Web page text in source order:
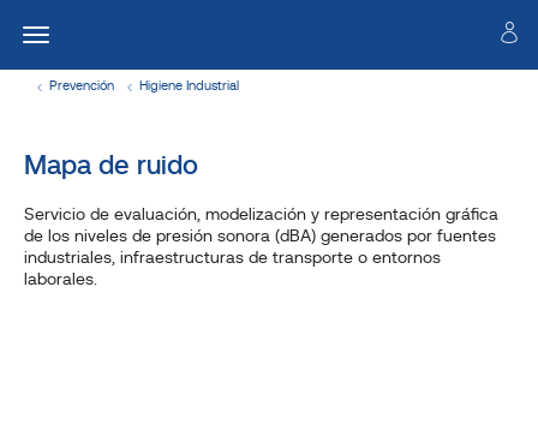
Prevención Higiene Industrial
Mapa de ruido
Servicio de evaluación, modelización y representación gráfica
de los niveles de presión sonora (dBA) generados por fuentes
industriales, infraestructuras de transporte o entornos
laborales.